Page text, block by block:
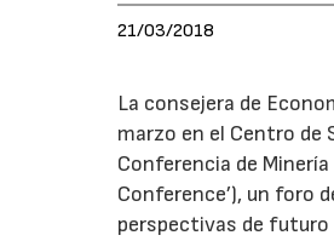
21/03/2018
La consejera de
marzo en el Centro de
Conferencia de
Conference’), un foro
perspectivas de